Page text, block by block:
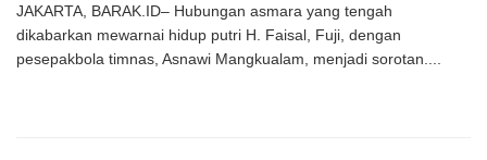
JAKARTA, BARAK.ID– Hubungan asmara yang tengah
dikabarkan mewarnai hidup putri H. Faisal, Fuji, dengan
pesepakbola timnas, Asnawi Mangkualam, menjadi sorotan....